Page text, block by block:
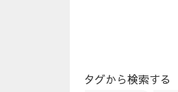
タグから検索する